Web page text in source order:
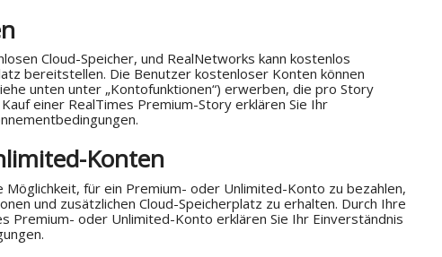
Cloud-Speicher, und RealNetworks kann kostenlos
bereitstellen. Die Benutzer kostenloser Konten können
unten unter „Kontofunktionen“) erwerben, die pro Story
einer RealTimes Premium-Story erklären Sie Ihr
Konten
für ein Premium- oder Unlimited-Konto zu bezahlen,
und zusätzlichen Cloud-Speicherplatz zu erhalten. Durch Ihre
Premium- oder Unlimited-Konto erklären Sie Ihr Einverständnis